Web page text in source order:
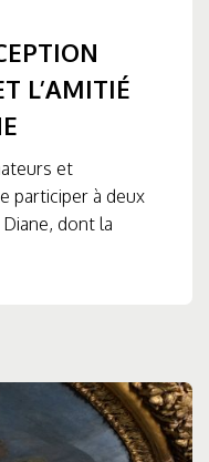
L’AMITIÉ
et
participer à deux
dont la